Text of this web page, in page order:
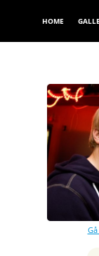
HOME